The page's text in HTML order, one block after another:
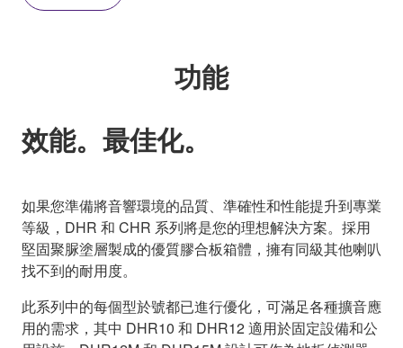
功能
效能。最佳化。
如果您準備將音響環境的品質、準確性和性能提升到專業
等級，DHR 和 CHR 系列將是您的理想解決方案。採用
堅固聚脲塗層製成的優質膠合板箱體，擁有同級其他喇叭
找不到的耐用度。
此系列中的每個型於號都已進行優化，可滿足各種擴音應
用的需求，其中 DHR10 和 DHR12 適用於固定設備和公